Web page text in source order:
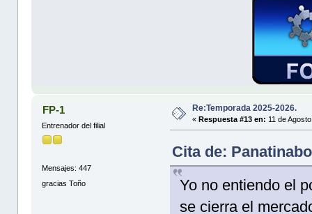
FP-1
Entrenador del filial
Mensajes: 447
gracias Toño
Re:Temporada 2025-2026.
«Respuesta #13 en: 11 de
Cita de:
Yo no entiendo el
se cierra el